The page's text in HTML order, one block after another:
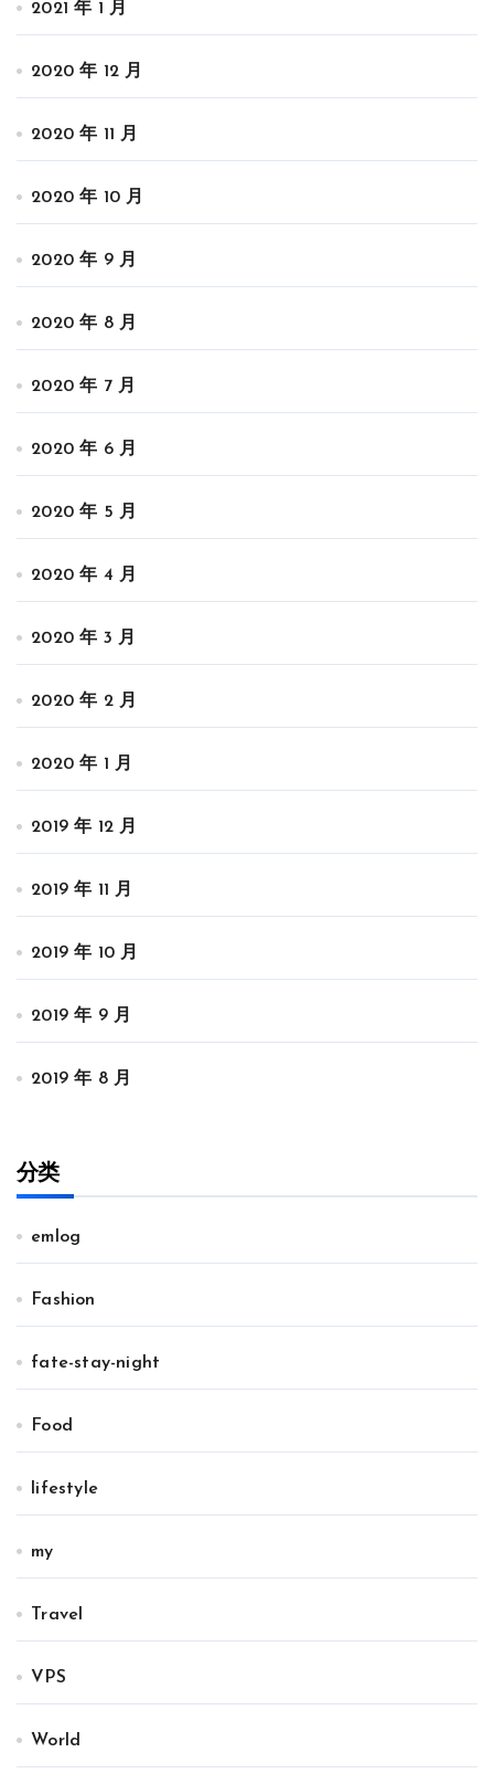
2021 年 1 月
2020 年 12 月
2020 年 11 月
2020 年 10 月
2020 年 9 月
2020 年 8 月
2020 年 7 月
2020 年 6 月
2020 年 5 月
2020 年 4 月
2020 年 3 月
2020 年 2 月
2020 年 1 月
2019 年 12 月
2019 年 11 月
2019 年 10 月
2019 年 9 月
2019 年 8 月
分类
emlog
Fashion
fate-stay-night
Food
lifestyle
my
Travel
VPS
World